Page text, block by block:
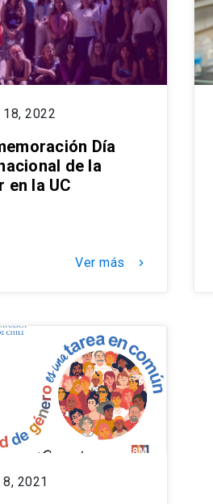
2022
Día
de la
en la UC
Ver más keyboard_arrow_right
2021